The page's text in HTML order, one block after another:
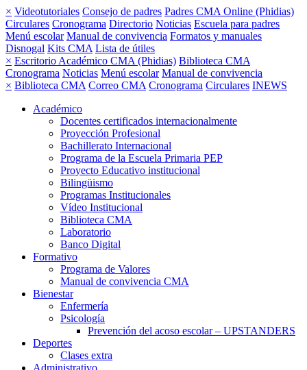
× Videotutoriales Consejo de padres Padres CMA Online (Phidias)
Circulares Cronograma Directorio Noticias Escuela para padres
Menú escolar Manual de convivencia Formatos y manuales
Disnogal Kits CMA Lista de útiles
× Escritorio Académico CMA (Phidias) Biblioteca CMA
Cronograma Noticias Menú escolar Manual de convivencia
× Biblioteca CMA Correo CMA Cronograma Circulares INEWS
Académico
Docentes certificados internacionalmente
Proyección Profesional
Bachillerato Internacional
Programa de la Escuela Primaria PEP
Proyecto Educativo institucional
Bilingüismo
Programas Institucionales
Vídeo Institucional
Biblioteca CMA
Laboratorio
Banco Digital
Formativo
Programa de Valores
Manual de convivencia CMA
Bienestar
Enfermería
Psicología
Prevención del acoso escolar – UPSTANDERS
Deportes
Clases extra
Administrativo